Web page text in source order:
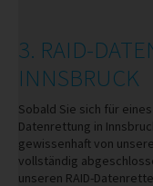
3. RAID-
INNSBRUCK
Sobald Sie sich für
Datenrettung in
gewissenhaft von
vollständig
unseren RAID-